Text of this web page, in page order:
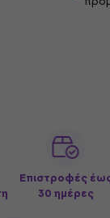
Επιστροφές
30 ημέρες